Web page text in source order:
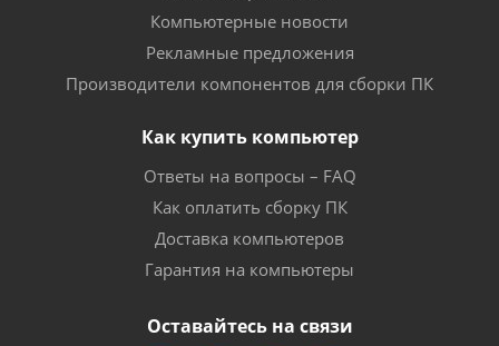
Компьютерные новости
Рекламные предложения
Производители компонентов для сборки ПК
Как купить компьютер
Ответы на вопросы – FAQ
Как оплатить сборку ПК
Доставка компьютеров
Гарантия на компьютеры
Оставайтесь на связи